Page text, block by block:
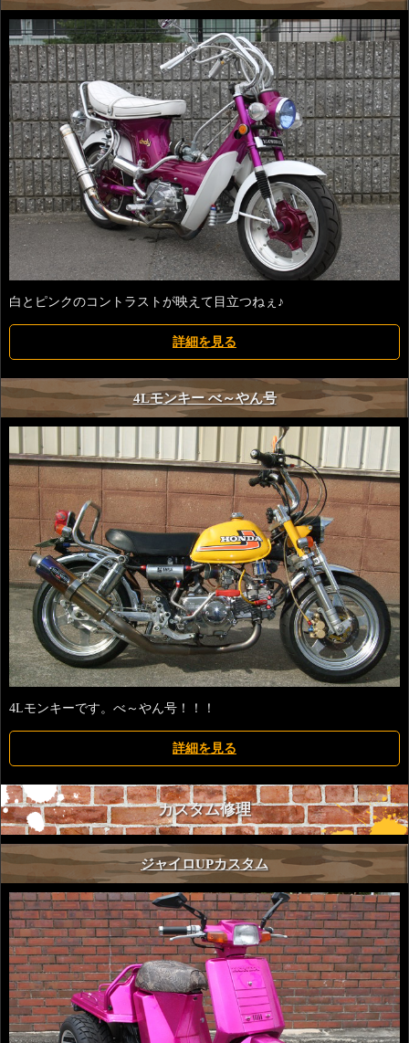
白とピンクのコントラストが映えて目立つねぇ♪
詳細を見る
4Lモンキー べ～やん号
4Lモンキーです。べ～やん号！！！
詳細を見る
カスタム修理
ジャイロUPカスタム